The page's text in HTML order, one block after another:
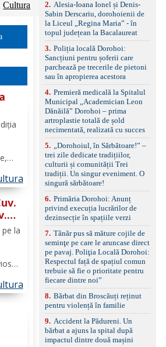
Cultura
la
schimbare bandă și
menținere bandă Faruri
bi-xenon adaptive cu
asistent fază lungă
automată , lumini de zi
LED, proiectoare ceață
LED, spălătoare faruri
față/spate, cameră
marșarier Keyless entry
& start, geamuri electrice
față/spate, oglinzi
electrice, încălzite și
rabatabile Sistem hands-
free, Bluetooth, USB
Sistem start/stop, frână
de parcare electrică,
anvelope vară runflat
filtru de particule,
standard Euro 6 Trapă
panoramică, geamuri
remorcare Bonus: -
Covorașe textile montate
pe mașină. -Ofer și un
set de covorașe din
cauciuc/pvc. -Se vinde
împreună cu un set de
anvelope de iarnă.
2. Alesia-Ioana Ionel și Denis-
Sabin Derscariu, dorohoienii de
la Liceul „Regina Maria” - în
topul județean la Bacalaureat
3. Poliția locală Dorohoi:
Sancțiuni pentru șoferii care
parchează pe trecerile de pietoni
sau în apropierea acestora
4. Premieră medicală la Spitalul
Municipal „Academician Leon
Dănăilă” Dorohoi – prima
artroplastie totală de șold
necimentată, realizată cu succes
5.
„Dorohoiul, în Sărbătoare!” –
trei zile dedicate tradițiilor,
culturii și comunității Trei
tradiții. Un singur eveniment. O
singură sărbătoare!
6. Primăria Dorohoi: Anunț
privind execuția lucrărilor de
dezinsecție în spațiile verzi
7. Tânăr pus să măture cojile de
seminţe pe care le aruncase direct
pe pavaj. Poliţia Locală Dorohoi:
Respectul față de spațiul comun
trebuie să fie o prioritate pentru
fiecare dintre noi”
8. Bărbat din Broscăuți reținut
pentru violență în familie
9. Accident la Pădureni. Un
bărbat a ajuns la spital după
impactul dintre două mașini